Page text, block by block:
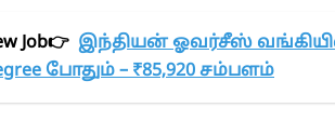
Job👉 இந்தியன் ஓவர்சீஸ் வங்கியில்
போதும் – ₹85,920 சம்பளம்